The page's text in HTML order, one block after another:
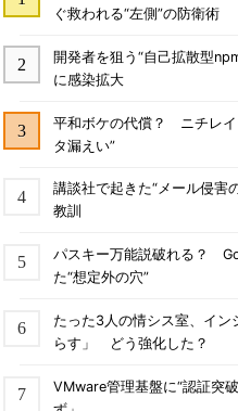
ぐ救われる“左側”の防衛術
開発者を狙う“自己拡散型
に感染拡大
平和ボケの代償？ ニチレイ
タ漏えい”
講談社で起きた“メール侵
教訓
パスキー万能説破れる？
た“想定外の穴”
たった3人の情シス室、イ
らす」 どう強化した？
VMware管理基盤に“認証突